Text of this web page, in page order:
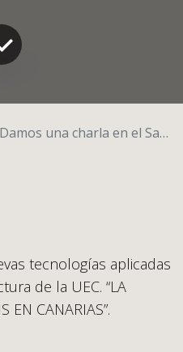
Damos una charla en el Santa Cruz Tecnológica
tecnologías aplicadas
de la UEC. “LA
EN CANARIAS”.